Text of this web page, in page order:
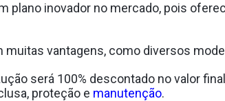
plano inovador no mercado, pois
muitas vantagens, como diversos
será 100% descontado no valor
proteção e manutenção.